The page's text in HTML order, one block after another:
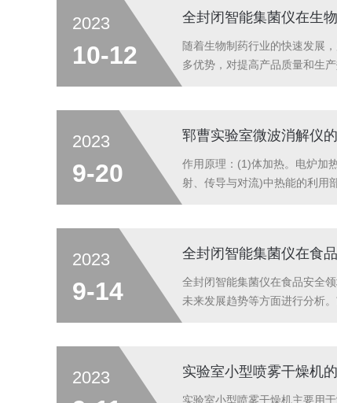
2023
10-12
全封闭智能集菌仪在生
随着生物制药行业的快速发展
多优势，对提高产品质量和生
2023
9-20
郓曹实验室微波消解仪
作用原理：(1)体加热。电炉加
射、传导与对流)中热能的利用
2023
9-14
全封闭智能集菌仪在食
全封闭智能集菌仪在食品安全
未来发展趋势等方面进行分析
2023 实验室小型喷雾干燥机
实验室小型喷雾干燥机主要用